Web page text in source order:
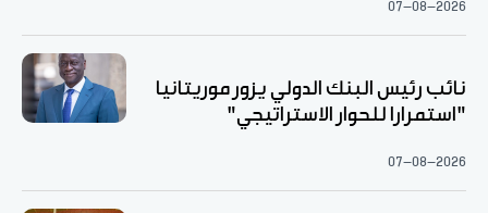
07-08-2026
نائب رئيس البنك الدولي يزور موريتانيا
"استمرارا للحوار الاستراتيجي"
07-08-2026